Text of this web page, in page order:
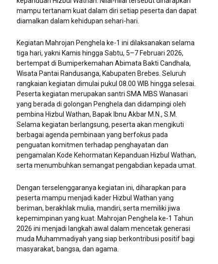
mampu tertanam kuat dalam diri setiap peserta dan dapat
diamalkan dalam kehidupan sehari-hari.
Kegiatan Mahrojan Penghela ke-1 ini dilaksanakan selama
tiga hari, yakni Kamis hingga Sabtu, 5–7 Februari 2026,
bertempat di Bumiperkemahan Abimata Bakti Candhala,
Wisata Pantai Randusanga, Kabupaten Brebes. Seluruh
rangkaian kegiatan dimulai pukul 08.00 WIB hingga selesai.
Peserta kegiatan merupakan santri SMA MBS Wanasari
yang berada di golongan Penghela dan didampingi oleh
pembina Hizbul Wathan, Bapak Ibnu Akbar M.N., S.M.
Selama kegiatan berlangsung, peserta akan mengikuti
berbagai agenda pembinaan yang berfokus pada
penguatan komitmen terhadap penghayatan dan
pengamalan Kode Kehormatan Kepanduan Hizbul Wathan,
serta menumbuhkan semangat pengabdian kepada umat.
Dengan terselenggaranya kegiatan ini, diharapkan para
peserta mampu menjadi kader Hizbul Wathan yang
beriman, berakhlak mulia, mandiri, serta memiliki jiwa
kepemimpinan yang kuat. Mahrojan Penghela ke-1 Tahun
2026 ini menjadi langkah awal dalam mencetak generasi
muda Muhammadiyah yang siap berkontribusi positif bagi
masyarakat, bangsa, dan agama.